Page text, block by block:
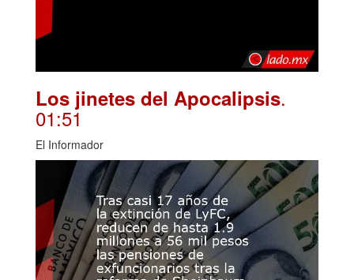
Los jinetes del Apocalipsis.
01:51
El Informador